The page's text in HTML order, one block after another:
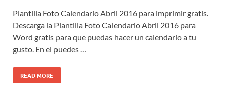
Plantilla Foto Calendario Abril 2016 para imprimir gratis.
Descarga la Plantilla Foto Calendario Abril 2016 para
Word gratis para que puedas hacer un calendario a tu
gusto. En el puedes …
READ MORE